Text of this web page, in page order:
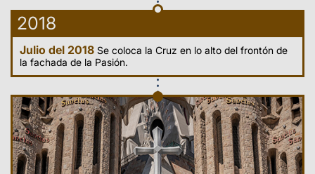
2018
Julio del 2018 Se coloca la Cruz en lo alto del frontón de
la fachada de la Pasión.